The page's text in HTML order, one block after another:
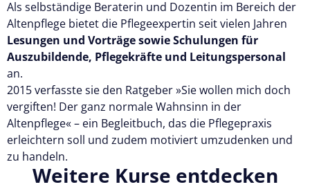
Als selbständige Beraterin und Dozentin im Bereich der
Altenpflege bietet die Pflegeexpertin seit vielen Jahren
Lesungen und Vorträge sowie Schulungen für
Auszubildende, Pflegekräfte und Leitungspersonal
an.
2015 verfasste sie den Ratgeber »Sie wollen mich doch
vergiften! Der ganz normale Wahnsinn in der
Altenpflege« – ein Begleitbuch, das die Pflegepraxis
erleichtern soll und zudem motiviert umzudenken und
zu handeln.
Weitere Kurse entdecken